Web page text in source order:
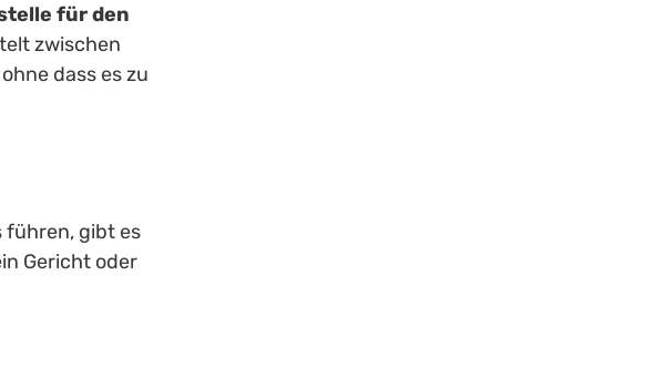
für den
zwischen
dass es zu
führen, gibt es
Gericht oder